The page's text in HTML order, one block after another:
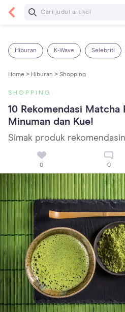
Baca Selanjutnya
Hiburan K-Wave Selebriti
Home > Hiburan > Shopping
SHOPPING
10 Rekomendasi Matcha
Minuman dan Kue!
Simak produk
0 0